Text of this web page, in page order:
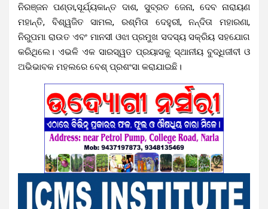
ନିରଞ୍ଜନ ପଣ୍ଡା,ସୂର୍ଯ୍ୟକାନ୍ତ ଦାଶ, ସୁବ୍ରତ ଜେନା, ଦେବ ନାରାୟଣ
ମହାନ୍ତି, ବିଶ୍ୱଜିତ ସାମଲ, ରଶ୍ମିତା ଦେହୁରୀ, ନନ୍ଦିତା ମହାରଣା,
ନିରୁପମା ରାଉତ ଏବଂ ମାନସୀ ଓଝା ପ୍ରମୁଖ ସଦସ୍ୟ ସକ୍ରିୟ ସହଯୋଗ
କରିଥିଲେ। ଏଭଳି ଏକ ସାରସ୍ୱତ ପ୍ରୟାସକୁ ସ୍ଥାନୀୟ ବୁଦ୍ଧିଜୀବୀ ଓ
ଅଭିଭାବକ ମହଲରେ ବେଶ୍ ପ୍ରଶଂସା କରାଯାଇଛି।